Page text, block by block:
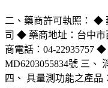
二、藥商許可執照： ◆
司 ◆ 藥商地址：台中市
商電話：04-22935757
MD6203055834號 三、
四、 具量測功能之產品